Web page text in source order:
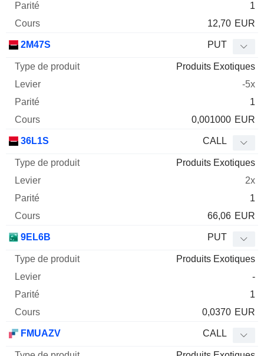
1
12,70 EUR
2M47S PUT
Produits Exotiques
-5x
1
0,001000 EUR
36L1S CALL
Produits Exotiques
2x
1
66,06 EUR
9EL6B PUT
Produits Exotiques
-
1
0,0370 EUR
FMUAZV CALL